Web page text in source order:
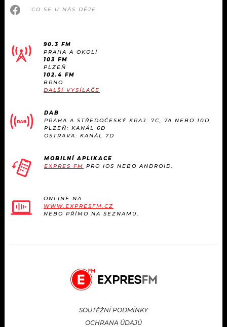
CO SE U NÁS DĚJE
90.3 FM
PRAHA A OKOLÍ
103 FM
PLZEŇ
102.4 FM
BRNO
DALŠÍ VYSÍLAČE
DAB
PRAHA A STŘEDOČESKÝ KRAJ: 7C, 7A NEBO 10D
PLZEŇ: KANÁL 6D
OSTRAVA: KANÁL 7D
MOBILNÍ APLIKACE
EXPRES FM PRO IOS NEBO ANDROID.
ONLINE NA
WWW.EXPRESFM.CZ
NEBO PŘÍMO NA SEZNAMU.
SOUTĚŽNÍ PODMÍNKY
OCHRANA ÚDAJŮ